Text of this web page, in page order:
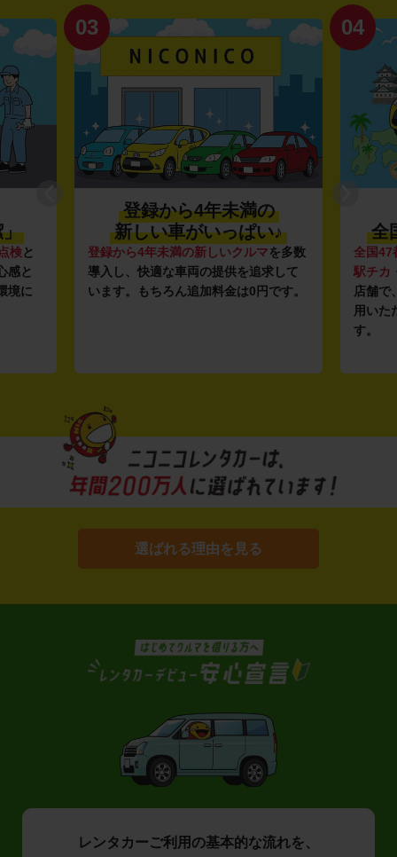
」
検と
感と
境に
03
登録から4年未満の
新しい車がいっぱい♪
登録から4年未満の新しいクルマを多数
導入し、快適な車両の提供を追求して
います。もちろん追加料金は0円です。
04
全
全国47
駅チカ
店舗で
用いた
す。
選ばれる理由を見る
レンタカーご利用の基本的な流れを、